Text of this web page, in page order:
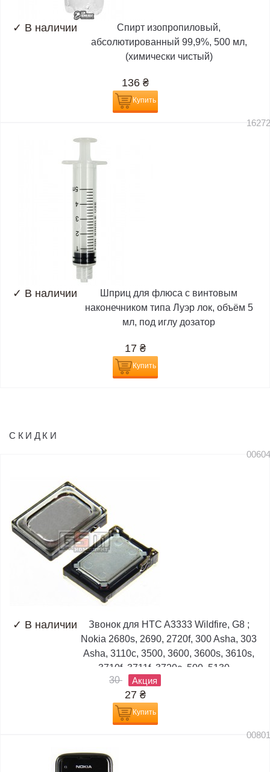
✓ В наличии
Спирт изопропиловый,
абсолютированный 99,9%, 500 мл,
(химически чистый)
136 ₴
Купить
✓ В наличии
Шприц для флюса с винтовым
наконечником типа Луэр лок, объём 5
мл, под иглу дозатор
17 ₴
Купить
СКИДКИ
✓ В наличии
Звонок для HTC A3333 Wildfire, G8 ;
Nokia 2680s, 2690, 2720f, 300 Asha, 303
Asha, 3110c, 3500, 3600, 3600s, 3610s,
3710f, 3711f, 3720c, 500, 5130,...
30
Акция
27 ₴
Купить